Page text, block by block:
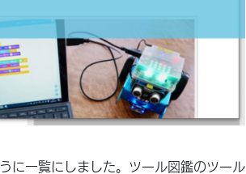
に一覧にしました。ツール図鑑のツール